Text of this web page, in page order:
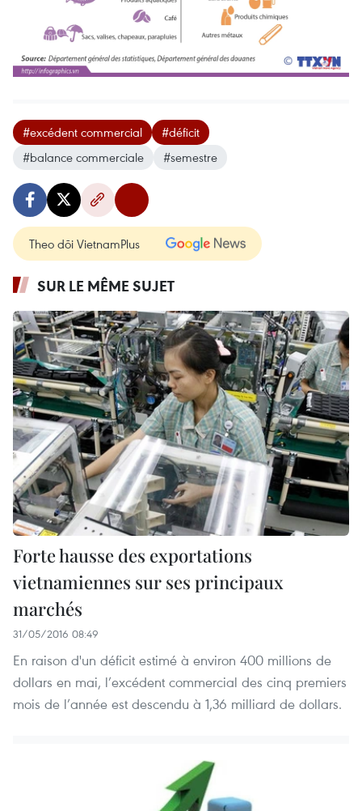
#excédent commercial
#déficit
#balance commerciale
#semestre
Theo dõi VietnamPlus
SUR LE MÊME SUJET
Forte hausse des exportations
vietnamiennes sur ses principaux
marchés
31/05/2016 08:49
En raison d'un déficit estimé à environ 400 millions de
dollars en mai, l’excédent commercial des cinq premiers
mois de l’année est descendu à 1,36 milliard de dollars.